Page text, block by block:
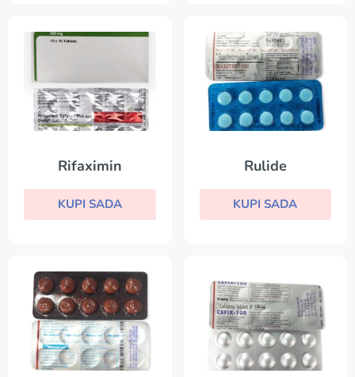
Rifaximin
KUPI SADA
Rulide
KUPI SADA